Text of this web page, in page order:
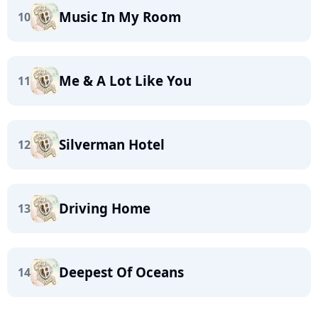
10 Music In My Room
11 Me & A Lot Like You
12 Silverman Hotel
13 Driving Home
14 Deepest Of Oceans